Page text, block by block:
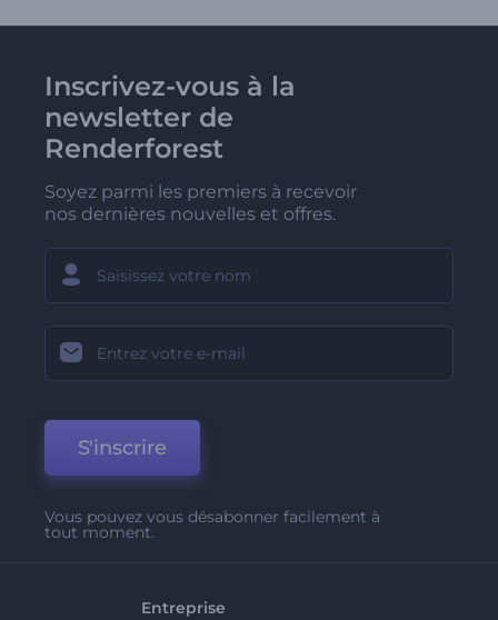
Inscrivez-vous à la
newsletter de
Renderforest
Soyez parmi les premiers à recevoir
nos dernières nouvelles et offres.
S'inscrire
Vous pouvez vous désabonner facilement à
tout moment.
Entreprise